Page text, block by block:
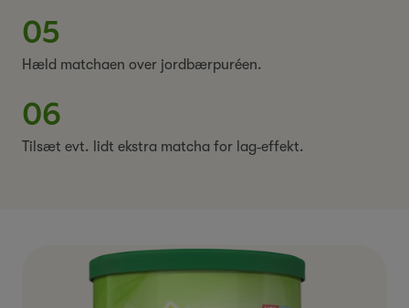
05
Hæld matchaen over jordbærpuréen.
06
Tilsæt evt. lidt ekstra matcha for lag‑effekt.